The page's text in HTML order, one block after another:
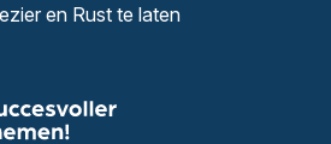
en Rust te laten